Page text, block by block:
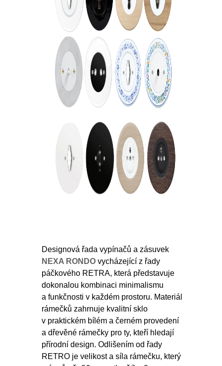
Designová řada vypínačů a zásuvek
NEXA RONDO vycházející z řady
páčkového RETRA, která představuje
dokonalou kombinaci minimalismu
a funkčnosti v každém prostoru. Materiál
rámečků zahrnuje kvalitní sklo
v praktickém bílém a černém provedení
a dřevěné rámečky pro ty, kteří hledají
přírodní design. Odlišením od řady
RETRO je velikost a síla rámečku, který